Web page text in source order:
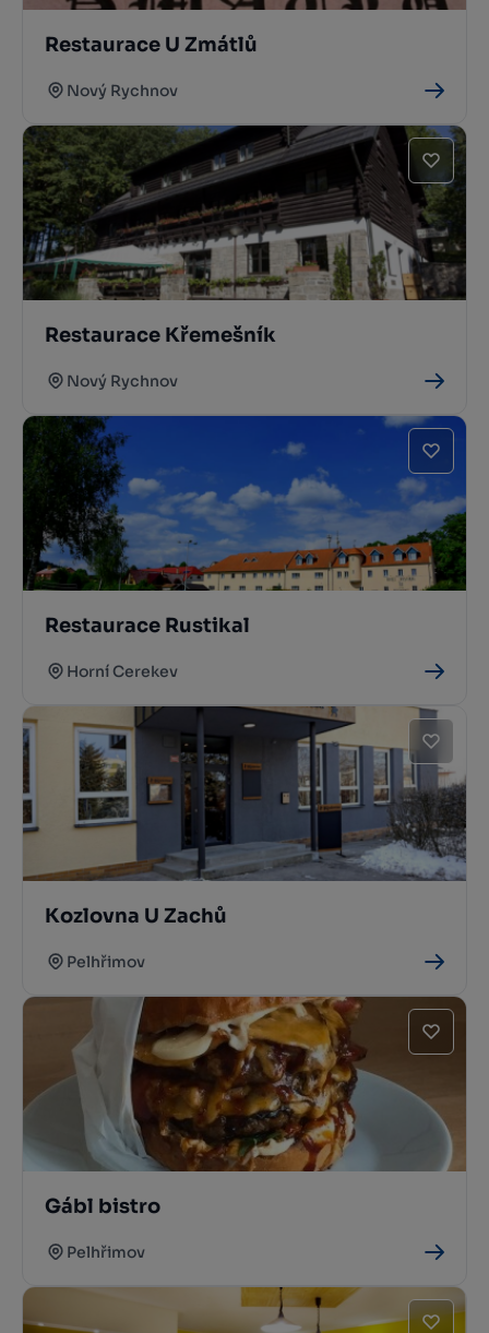
Restaurace U Zmátlů
Nový Rychnov
Restaurace Křemešník
Nový Rychnov
Restaurace Rustikal
Horní Cerekev
Kozlovna U Zachů
Pelhřimov
Gábl bistro
Pelhřimov